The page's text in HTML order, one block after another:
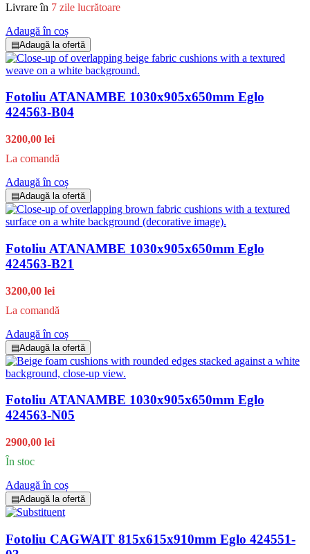
Livrare în 7 zile lucrătoare
Adaugă în coș
▤Adaugă la ofertă
Fotoliu ATANAMBE 1030x905x650mm Eglo
424563-B04
3200,00 lei
La comandă
Adaugă în coș
▤Adaugă la ofertă
Fotoliu ATANAMBE 1030x905x650mm Eglo
424563-B21
3200,00 lei
La comandă
Adaugă în coș
▤Adaugă la ofertă
Fotoliu ATANAMBE 1030x905x650mm Eglo
424563-N05
2900,00 lei
În stoc
Adaugă în coș
▤Adaugă la ofertă
Fotoliu CAGWAIT 815x615x910mm Eglo 424551-